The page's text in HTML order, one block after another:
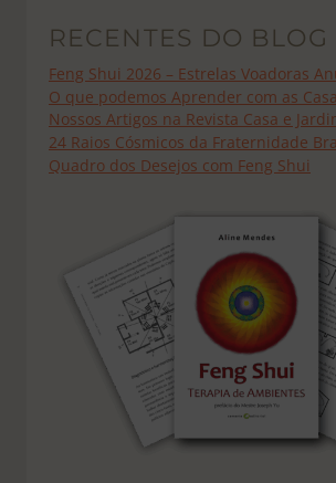
RECENTES DO BLOG
Feng Shui 2026 – Estrelas Voadoras
O que podemos Aprender com as
Nossos Artigos na Revista Casa e
24 Raios Cósmicos da Fraternidade
Quadro dos Desejos com Feng Shui